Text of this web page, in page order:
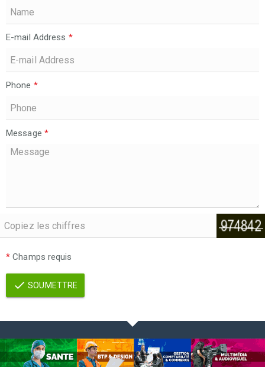
E-mail Address *
Phone *
Message *
* Champs requis
SOUMETTRE